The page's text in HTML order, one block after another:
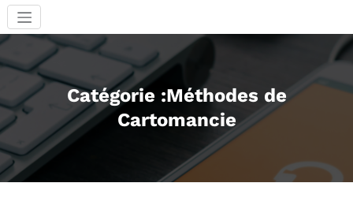
Aller
contenu
Catégorie :Méthodes de
Cartomancie